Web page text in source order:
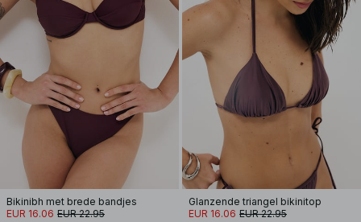
Bikinibh met brede bandjes
EUR 16.06 EUR 22.95
Glanzende triangel bikinitop
EUR 16.06 EUR 22.95